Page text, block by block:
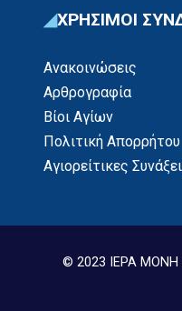
ΧΡΗΣΙΜΟΙ
Ανακοινώσεις
Αρθρογραφία
Βίοι Αγίων
Πολιτική Απορρήτου
Αγιορείτικες
© 2023 ΙΕΡΑ